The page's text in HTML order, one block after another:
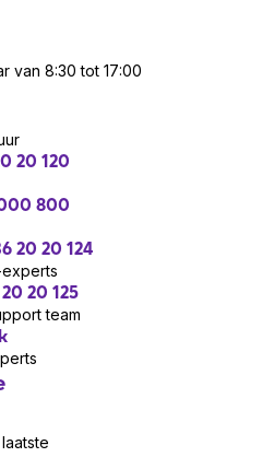
van 8:30 tot 17:00
20 120
800
20 20 124
20 125
team